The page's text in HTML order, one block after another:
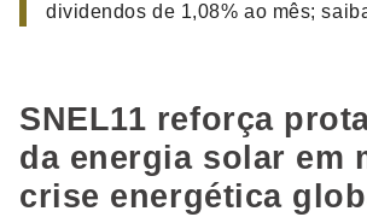
dividendos de 1,08% ao mês;
SNEL11 reforça
da energia solar em
crise energética